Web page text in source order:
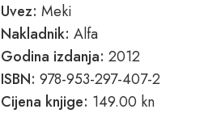
Uvez: Meki
Nakladnik: Alfa
Godina izdanja: 2012
ISBN: 978-953-297-407-2
Cijena knjige: 149.00 kn